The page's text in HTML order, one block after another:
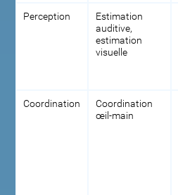
Perception
Estimation
auditive,
estimation
visuelle
Coordination
Coordination
œil-main